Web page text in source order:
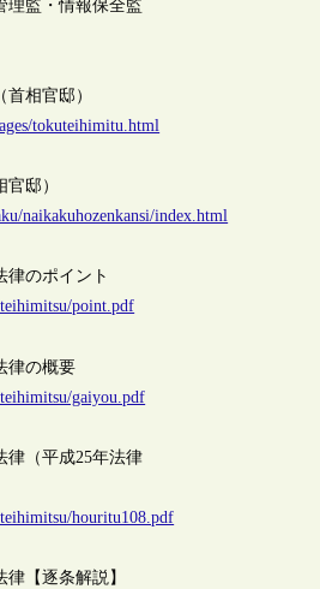
理監・情報保全監
相官邸）
tokuteihimitu.html
邸）
naikakuhozenkansi/index.html
律のポイント
point.pdf
律の概要
gaiyou.pdf
律（平成25年法律
houritu108.pdf
【逐条解説】